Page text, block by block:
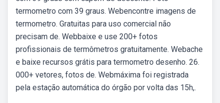
termometro com 39 graus. Webencontre imagens de
termometro. Gratuitas para uso comercial não
precisam de. Webbaixe e use 200+ fotos
profissionais de termômetros gratuitamente. Webache
e baixe recursos grátis para termometro desenho. 26.
000+ vetores, fotos de. Webmáxima foi registrada
pela estação automática do órgão por volta das 15h,.